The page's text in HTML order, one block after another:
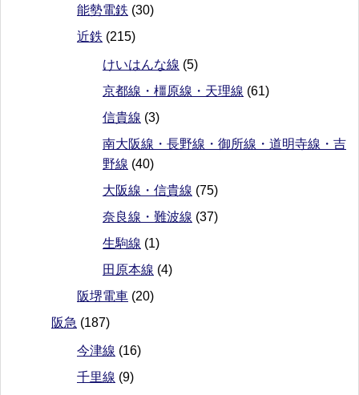
能勢電鉄 (30)
近鉄 (215)
けいはんな線 (5)
京都線・橿原線・天理線 (61)
信貴線 (3)
南大阪線・長野線・御所線・道明寺線・吉
野線 (40)
大阪線・信貴線 (75)
奈良線・難波線 (37)
生駒線 (1)
田原本線 (4)
阪堺電車 (20)
阪急 (187)
今津線 (16)
千里線 (9)